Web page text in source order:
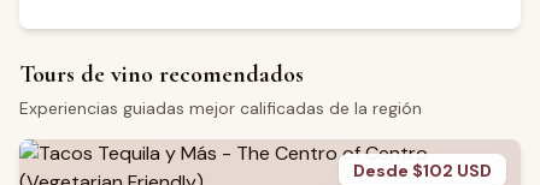
Tours de vino recomendados
Experiencias guiadas mejor calificadas de la región
Desde $102 USD